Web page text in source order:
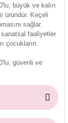
büyük ve kalın
üründür. Keçeli
sağlar.
faaliyetler
çocukların
güvenli ve